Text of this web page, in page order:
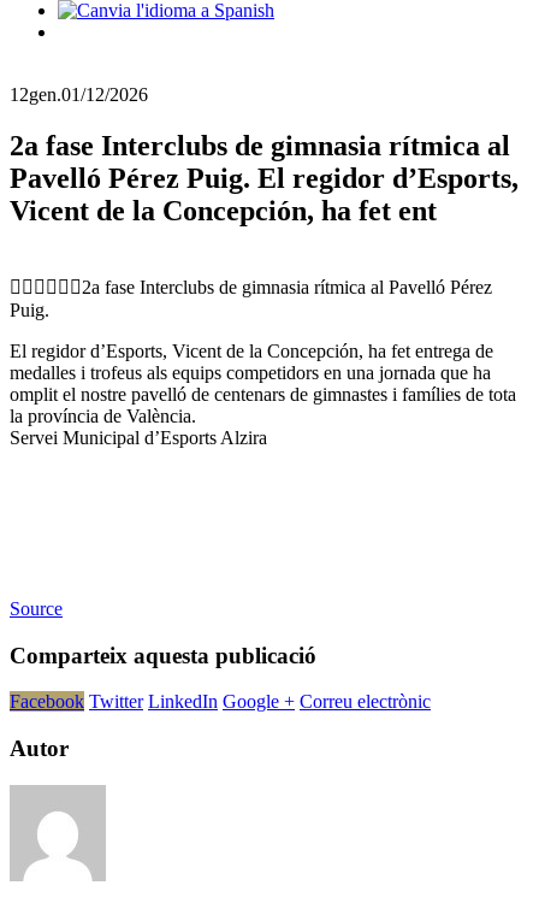
12gen.01/12/2026
2a fase Interclubs de gimnasia rítmica al
Pavelló Pérez Puig. El regidor d’Esports,
Vicent de la Concepción, ha fet ent
🤸‍♂️🤸‍♀️🤸‍♂️2a fase Interclubs de gimnasia rítmica al Pavelló Pérez
Puig.
El regidor d’Esports, Vicent de la Concepción, ha fet entrega de
medalles i trofeus als equips competidors en una jornada que ha
omplit el nostre pavelló de centenars de gimnastes i famílies de tota
la província de València.
Servei Municipal d’Esports Alzira
Source
Comparteix aquesta publicació
Facebook Twitter LinkedIn Google + Correu electrònic
Autor